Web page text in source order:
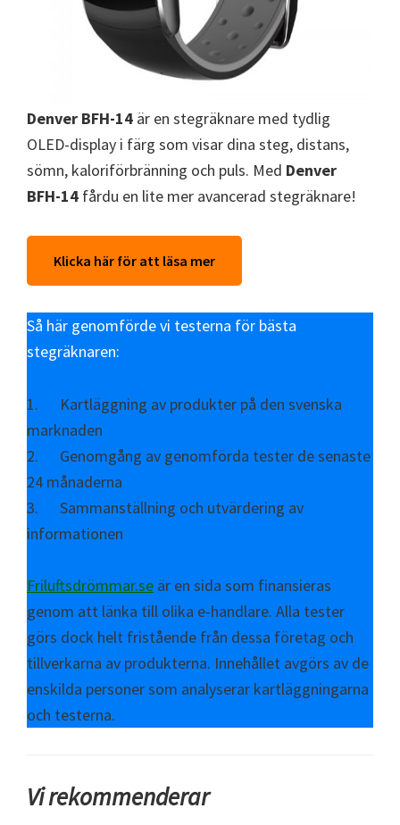
Denver BFH-14 är en stegräknare med tydlig
OLED-display i färg som visar dina steg, distans,
sömn, kaloriförbränning och puls. Med Denver
BFH-14 fårdu en lite mer avancerad stegräknare!
Klicka här för att läsa mer
Så här genomförde vi testerna för bästa
stegräknaren:
1. Kartläggning av produkter på den svenska
marknaden
2. Genomgång av genomförda tester de senaste
24 månaderna
3. Sammanställning och utvärdering av
informationen
Friluftsdrömmar.se är en sida som finansieras
genom att länka till olika e-handlare. Alla tester
görs dock helt fristående från dessa företag och
tillverkarna av produkterna. Innehållet avgörs av de
enskilda personer som analyserar kartläggningarna
och testerna.
Vi rekommenderar